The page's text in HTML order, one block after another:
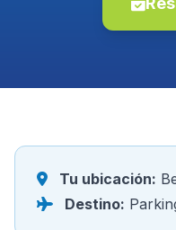
Tu ubicación:
Destino: